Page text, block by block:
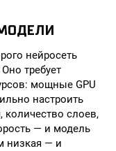
нейросеть
требует
мощные GPU
настроить
количество слоев,
— и модель
низкая — и